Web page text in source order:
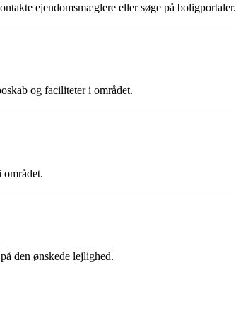
ejendomsmæglere eller søge på boligportaler.
og faciliteter i området.
den ønskede lejlighed.